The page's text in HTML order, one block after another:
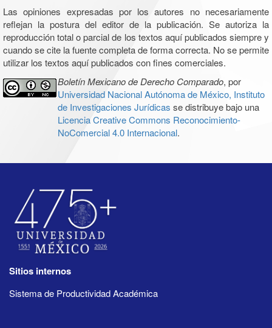
Las opiniones expresadas por los autores no necesariamente
reflejan la postura del editor de la publicación. Se autoriza la
reproducción total o parcial de los textos aquí publicados siempre y
cuando se cite la fuente completa de forma correcta. No se permite
utilizar los textos aquí publicados con fines comerciales.
Boletín Mexicano de Derecho Comparado, por
Universidad Nacional Autónoma de México, Instituto
de Investigaciones Jurídicas se distribuye bajo una
Licencia Creative Commons Reconocimiento-
NoComercial 4.0 Internacional.
Sitios internos
Sistema de Productividad Académica